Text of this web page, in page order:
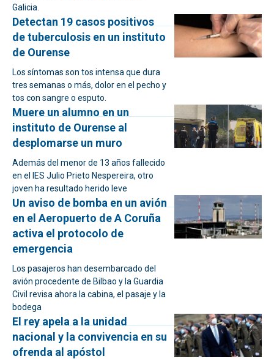
Galicia.
Detectan 19 casos positivos
de tuberculosis en un instituto
de Ourense
Los síntomas son tos intensa que dura
tres semanas o más, dolor en el pecho y
tos con sangre o esputo.
Muere un alumno en un
instituto de Ourense al
desplomarse un muro
Además del menor de 13 años fallecido
en el IES Julio Prieto Nespereira, otro
joven ha resultado herido leve
Un aviso de bomba en un avión
en el Aeropuerto de A Coruña
activa el protocolo de
emergencia
Los pasajeros han desembarcado del
avión procedente de Bilbao y la Guardia
Civil revisa ahora la cabina, el pasaje y la
bodega
El rey apela a la unidad
nacional y la convivencia en su
ofrenda al apóstol